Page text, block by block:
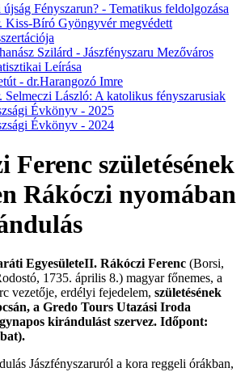
Fényszarun? - Tematikus feldolgozása
Kiss-Bíró Gyöngyvér megvédett
Szilárd - Jászfényszaru Mezőváros
Leírása
- dr.Harangozó Imre
Selmeczi László: A katolikus fényszarusiak
Évkönyv - 2025
Évkönyv - 2024
Ferenc születésének
Rákóczi nyomában
EgyesületeII. Rákóczi Ferenc (Borsi,
1735. április 8.) magyar főnemes, a
vezetője, erdélyi fejedelem, születésének
a Gredo Tours Utazási Iroda
kirándulást szervez. Időpont:
Jászfényszaruról a kora reggeli órákban,